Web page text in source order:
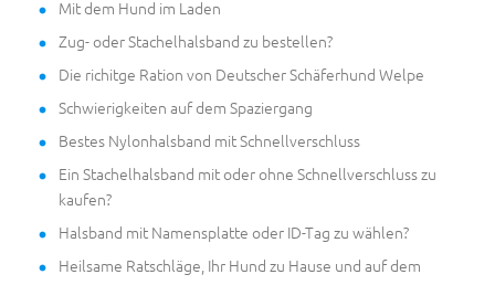
Mit dem Hund im Laden
Zug- oder Stachelhalsband zu bestellen?
Die richitge Ration von Deutscher Schäferhund Welpe
Schwierigkeiten auf dem Spaziergang
Bestes Nylonhalsband mit Schnellverschluss
Ein Stachelhalsband mit oder ohne Schnellverschluss zu
kaufen?
Halsband mit Namensplatte oder ID-Tag zu wählen?
Heilsame Ratschläge, Ihr Hund zu Hause und auf dem